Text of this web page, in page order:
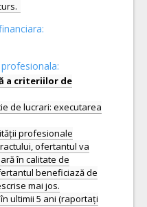
a criteriilor de
de lucrari: executarea
profesionale
ofertantul va
în calitate de
beneficiază de
mai jos.
ultimii 5 ani (raportați